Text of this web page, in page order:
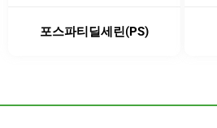
포스파티딜세린(PS)